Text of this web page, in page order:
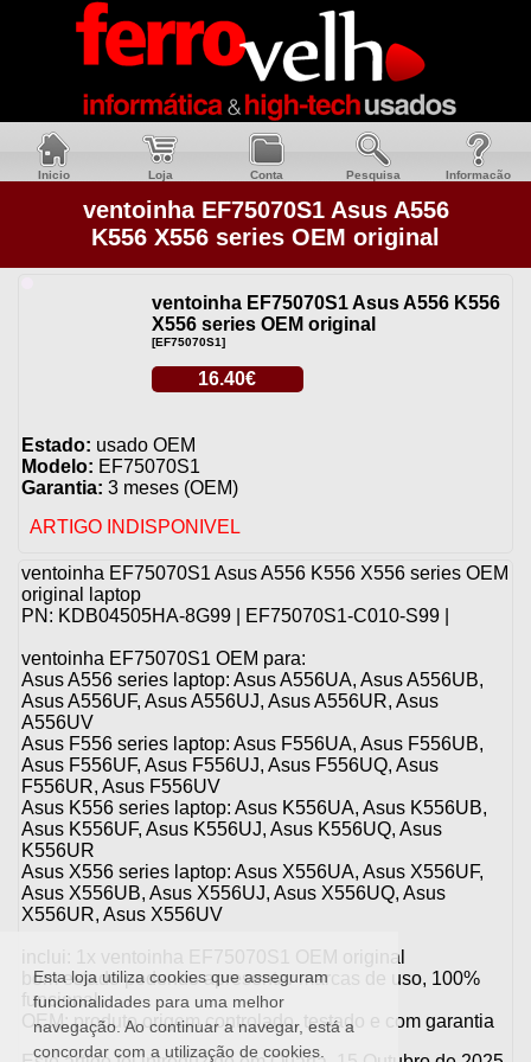
Esta loja utiliza cookies que asseguram
funcionalidades para uma melhor
navegação. Ao continuar a navegar, está a
concordar com a utilização de cookies.
Inicio Loja Conta Pesquisa Informacão
ventoinha EF75070S1 Asus A556
K556 X556 series OEM original
ventoinha EF75070S1 Asus A556 K556
X556 series OEM original
[EF75070S1]
16.40€
Estado: usado OEM
Modelo: EF75070S1
Garantia: 3 meses (OEM)
ARTIGO INDISPONIVEL
ventoinha EF75070S1 Asus A556 K556 X556 series OEM
original laptop
PN: KDB04505HA-8G99 | EF75070S1-C010-S99 |
ventoinha EF75070S1 OEM para:
Asus A556 series laptop: Asus A556UA, Asus A556UB,
Asus A556UF, Asus A556UJ, Asus A556UR, Asus
A556UV
Asus F556 series laptop: Asus F556UA, Asus F556UB,
Asus F556UF, Asus F556UJ, Asus F556UQ, Asus
F556UR, Asus F556UV
Asus K556 series laptop: Asus K556UA, Asus K556UB,
Asus K556UF, Asus K556UJ, Asus K556UQ, Asus
K556UR
Asus X556 series laptop: Asus X556UA, Asus X556UF,
Asus X556UB, Asus X556UJ, Asus X556UQ, Asus
X556UR, Asus X556UV
inclui: 1x ventoinha EF75070S1 OEM original
bom estado podendo apresentar marcas de uso, 100%
funcional
OEM: produto origem controlado, testado e com garantia